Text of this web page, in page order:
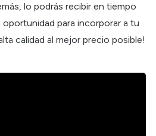
lo podrás recibir en tiempo
para incorporar a tu
calidad al mejor precio posible!